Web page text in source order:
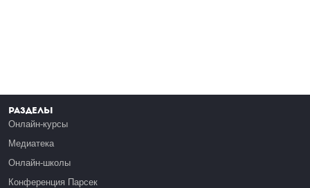
Разделы
Онлайн-курсы
Медиатека
Онлайн-школы
Конференция Парсек